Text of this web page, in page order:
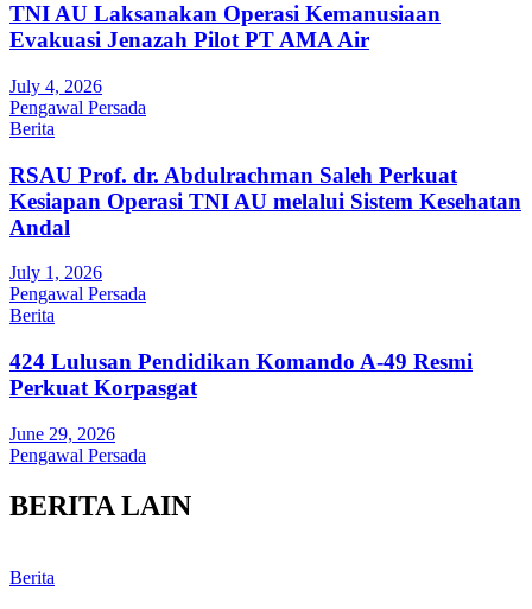
TNI AU Laksanakan Operasi Kemanusiaan
Evakuasi Jenazah Pilot PT AMA Air
July 4, 2026
Pengawal Persada
Berita
RSAU Prof. dr. Abdulrachman Saleh Perkuat
Kesiapan Operasi TNI AU melalui Sistem Kesehatan
Andal
July 1, 2026
Pengawal Persada
Berita
424 Lulusan Pendidikan Komando A-49 Resmi
Perkuat Korpasgat
June 29, 2026
Pengawal Persada
BERITA LAIN
Berita